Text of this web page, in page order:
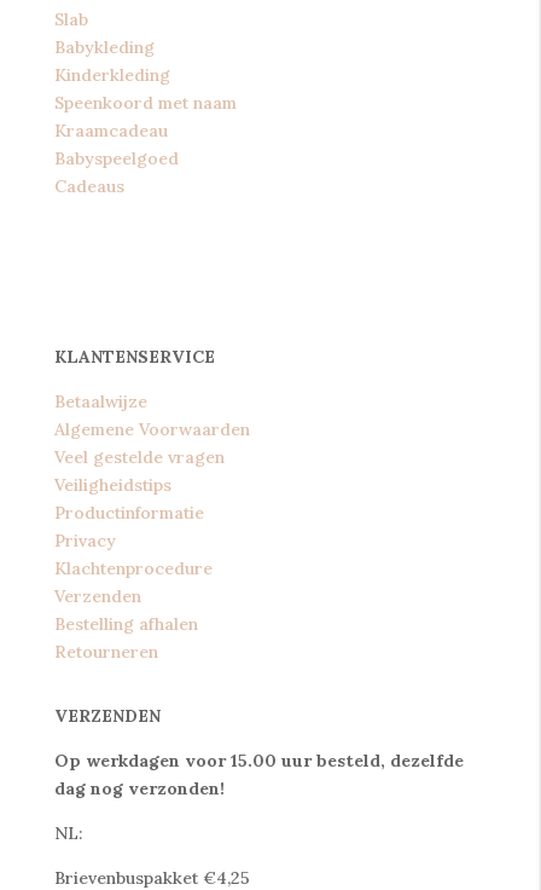
Slab
Babykleding
Kinderkleding
Speenkoord met naam
Kraamcadeau
Babyspeelgoed
Cadeaus
KLANTENSERVICE
Betaalwijze
Algemene Voorwaarden
Veel gestelde vragen
Veiligheidstips
Productinformatie
Privacy
Klachtenprocedure
Verzenden
Bestelling afhalen
Retourneren
VERZENDEN
Op werkdagen voor 15.00 uur besteld, dezelfde
dag nog verzonden!
NL:
Brievenbuspakket €4,25